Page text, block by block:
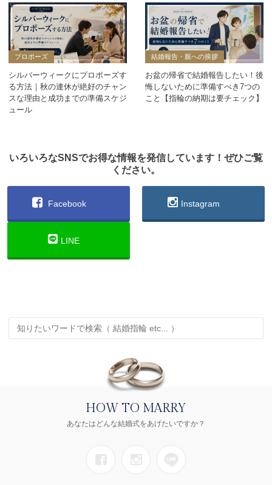
プロポーズ
シルバーウィークにプロポーズす
る方法｜秋の連休が絶好のチャン
スな理由と成功までの準備スケジ
ュール
結婚報告・親への挨拶
お盆の帰省で結婚報告したい！後
悔しないために準備すべき7つの
こと【指輪の納期は要チェック】
いろいろなSNSでお得な情報を発信しています！ぜひご覧
ください。
Facebook Instagram
LINE
HOW TO MARRY
あなたはどんな結婚式をあげたいですか？